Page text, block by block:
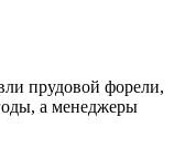
прудовой форели,
а менеджеры